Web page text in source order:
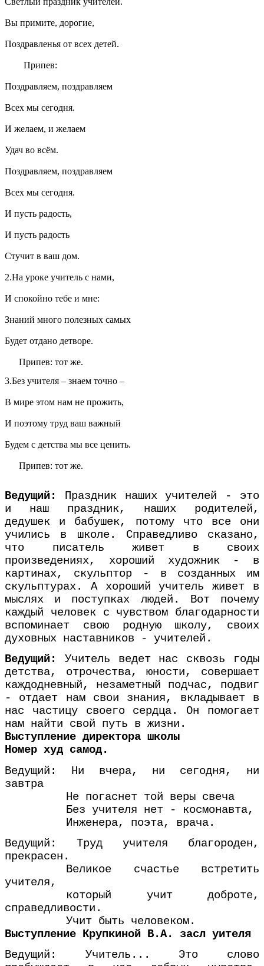
Вы примите, дорогие,
Поздравленья от всех детей.
Припев:
Поздравляем, поздравляем
Всех мы сегодня.
И желаем, и желаем
Удач во всём.
Поздравляем, поздравляем
Всех мы сегодня.
И пусть радость,
И пусть радость
Стучит в ваш дом.
2.На уроке учитель с нами,
И спокойно тебе и мне:
Знаний много полезных самых
Будет отдано детворе.
Припев: тот же.
3.Без учителя – знаем точно –
В мире этом нам не прожить,
И поэтому труд ваш важный
Будем с детства мы все ценить.
Припев: тот же.
Ведущий:
Праздник наших учителей - это
и наш праздник, наших родителей,
дедушек и бабушек, потому что все они
учились в школе. Справедливо сказано,
что писатель живет в своих
произведениях, хороший художник - в
картинах, скульптор - в созданных им
скульптурах. А хороший учитель живет в
мыслях и поступках людей. Вот почему
каждый человек с чувством благодарности
вспоминает свою родную школу, своих
духовных наставников - учителей.
Ведущий:
Учитель ведет нас сквозь годы
детства, отрочества, юности, совершает
каждодневный, незаметный подчас, подвиг
- отдает нам свои знания, вкладывает в
нас частицу своего сердца. Он помогает
нам найти свой путь в жизни.
Выступление директора школы
Номер худ самод.
Ведущий: Ни вчера, ни сегодня, ни
завтра
Не погаснет той веры свеча
Без учителя нет - космонавта,
Инженера, поэта, врача.
Ведущий: Труд учителя благороден,
прекрасен.
Великое счастье встретить
учителя,
который учит доброте,
справедливости.
Учит быть человеком.
Выступление Крупкиной В.А. засл уителя
Ведущий: Учитель... Это слово